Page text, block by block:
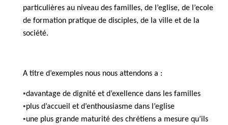
particulières au niveau des familles, de l’eglise, de l’ecole
de formation pratique de disciples, de la ville et de la
société.
A titre d’exemples nous nous attendons a :
•davantage de dignité et d’exellencedans les familles
•plus d’accueil et d’enthousiasme dans l’eglise
•une plus grande maturité des chrétiens a mesure qu’ils